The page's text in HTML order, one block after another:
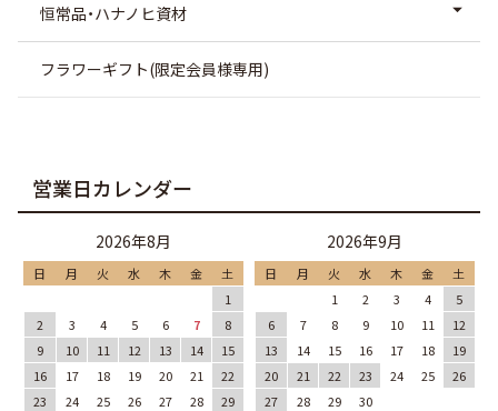
恒常品・ハナノヒ資材
フラワーギフト(限定会員様専用)
営業日カレンダー
2026年8月
日 月 火 水 木 金
土
1
2
3 4 5 6 7
8
9
10 11 12 13 14
15
16
17 18 19 20 21
22
23
24 25 26 27 28
29
2026年9月
日 月 火 水 木 金
土
1
2 3 4
5
6
7 8 9 10 11
12
13
14 15 16 17 18
19
20
21 22 23 24 25
26
27
28 29 30